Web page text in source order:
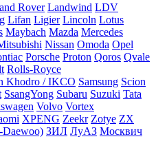
Rover Landwind LDV
Lifan Ligier Lincoln Lotus
Maybach Mazda Mercedes
Nissan Omoda Opel
Porsche Proton Qoros Qvale
Rolls-Royce
Khodro / IKCO Samsung Scion
SsangYong Subaru Suzuki Tata
Volvo Vortex
XPENG Zeekr Zotye ZX
ЗИЛ ЛуАЗ Москвич